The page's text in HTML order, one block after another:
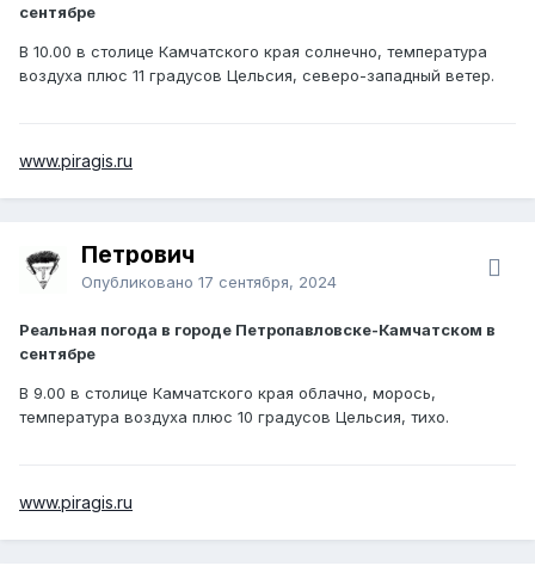
сентябре
В 10.00 в столице Камчатского края солнечно, температура
воздуха плюс 11 градусов Цельсия, северо-западный ветер.
www.piragis.ru
Петрович
Опубликовано 17 сентября, 2024
Реальная погода в городе Петропавловске-Камчатском в
сентябре
В 9.00 в столице Камчатского края облачно, морось,
температура воздуха плюс 10 градусов Цельсия, тихо.
www.piragis.ru